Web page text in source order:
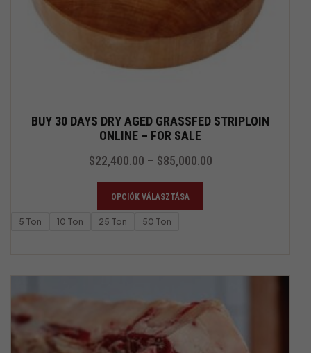
BUY 30 DAYS DRY AGED GRASSFED STRIPLOIN
ONLINE – FOR SALE
$22,400.00 – $85,000.00
OPCIÓK VÁLASZTÁSA
5 Ton 10 Ton 25 Ton 50 Ton